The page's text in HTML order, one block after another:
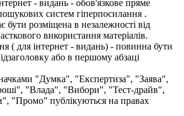
- видань - обов'язкове пряме
систем гіперпосилання .
бути розміщена в незалежності від
використання матеріалів.
( для інтернет - видань) - повинна бути
або в першому абзаці
"Думка", "Експертиза", "Заява",
"Влада", "Вибори", "Тест-драйв",
"Промо" публікуються на правах